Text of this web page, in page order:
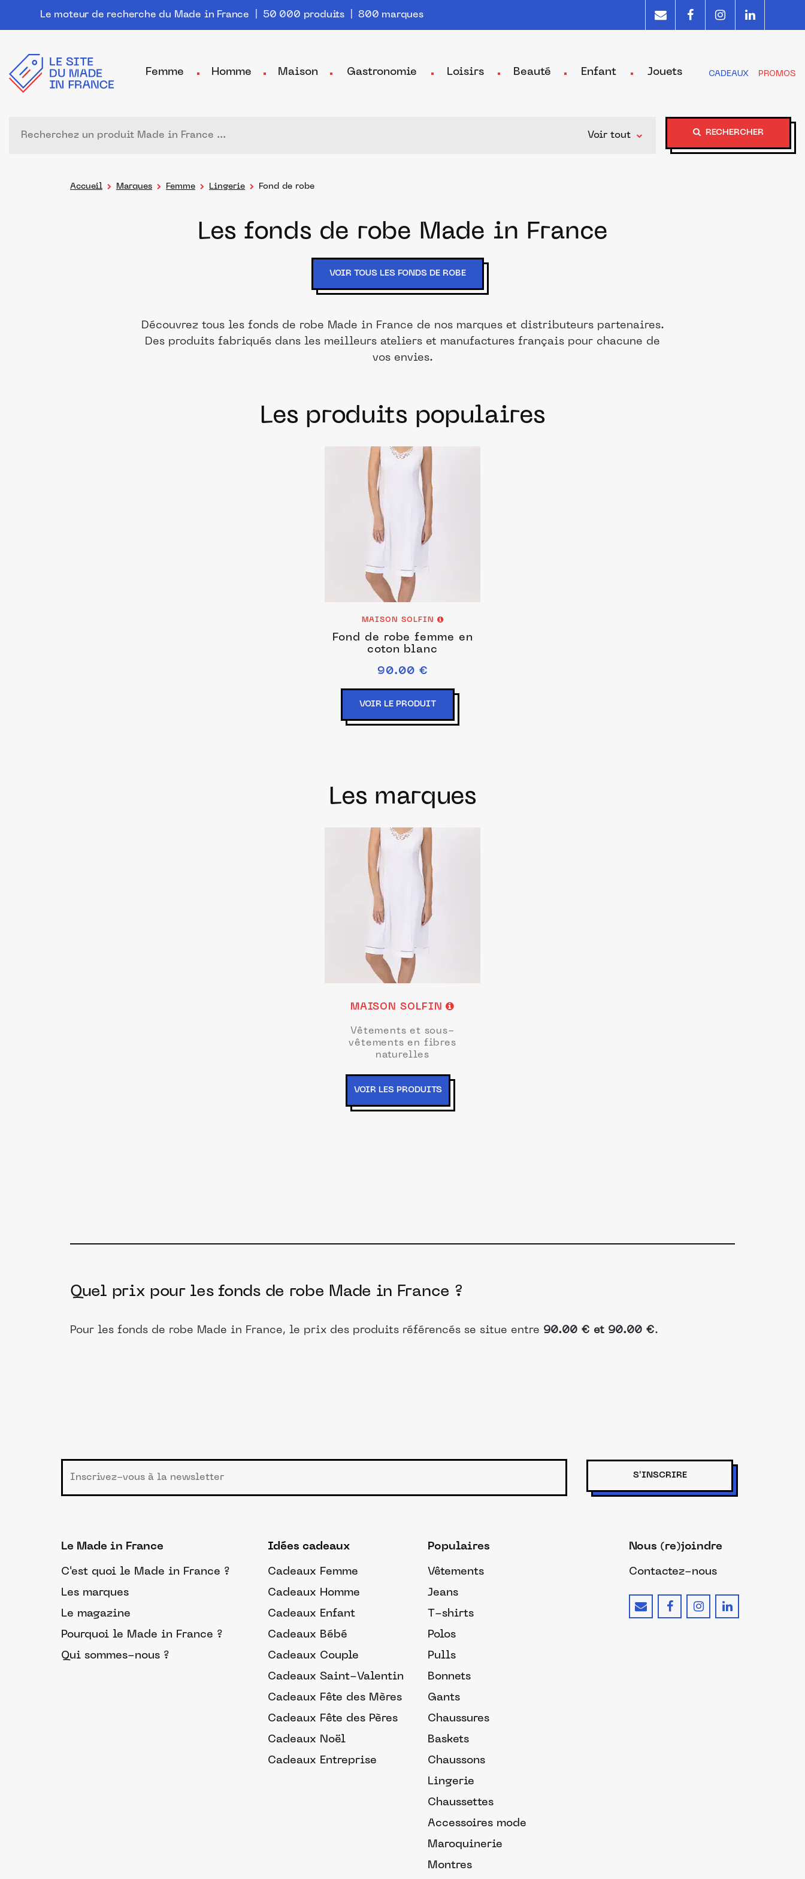
Le moteur de recherche du Made in France | 50 000 produits | 800 marques
Femme Homme Maison Gastronomie Loisirs Beauté Enfant Jouets CADEAUX PROMOS
Voir tout RECHERCHER
Accueil Marques Femme Lingerie Fond de robe
Les fonds de robe Made in France
VOIR TOUS LES FONDS DE ROBE
Découvrez tous les fonds de robe Made in France de nos marques et distributeurs partenaires.
Des produits fabriqués dans les meilleurs ateliers et manufactures français pour chacune de
vos envies.
Les produits populaires
MAISON SOLFIN
Fond de robe femme en
coton blanc
90.00 €
VOIR LE PRODUIT
Les marques
MAISON SOLFIN
Vêtements et sous-
vêtements en fibres
naturelles
VOIR LES PRODUITS
Quel prix pour les fonds de robe Made in France ?
Pour les fonds de robe Made in France, le prix des produits référencés se situe entre 90.00 € et 90.00 €.
S'INSCRIRE
Le Made in France
C'est quoi le Made in France ?
Les marques
Le magazine
Pourquoi le Made in France ?
Qui sommes-nous ?
Idées cadeaux
Cadeaux Femme
Cadeaux Homme
Cadeaux Enfant
Cadeaux Bébé
Cadeaux Couple
Cadeaux Saint-Valentin
Cadeaux Fête des Mères
Cadeaux Fête des Pères
Cadeaux Noël
Cadeaux Entreprise
Populaires
Vêtements
Jeans
T-shirts
Polos
Pulls
Bonnets
Gants
Chaussures
Baskets
Chaussons
Lingerie
Chaussettes
Accessoires mode
Maroquinerie
Montres
Nous (re)joindre
Contactez-nous